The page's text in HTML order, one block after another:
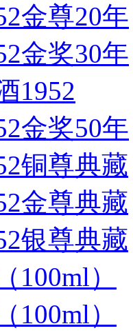
金尊20年
金奖30年
1952
金奖50年
铜尊典藏
金尊典藏
银尊典藏
100ml）
100ml）